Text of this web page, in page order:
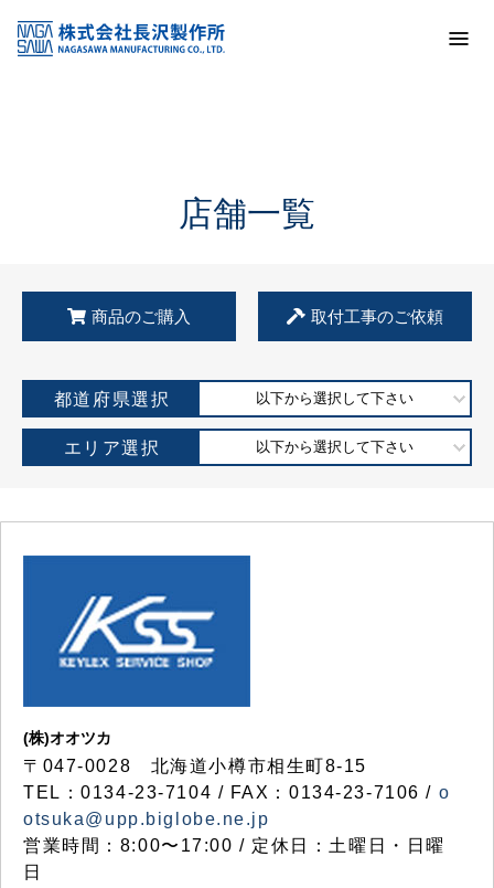
KSS加盟店・取扱店情報
店舗一覧
店舗一覧
商品のご購入 取付工事のご依頼
都道府県選択 以下から選択して下さい
エリア選択 以下から選択して下さい
(株)オオツカ
〒047-0028 北海道小樽市相生町8-15
TEL：0134-23-7104 / FAX：0134-23-7106 / o
otsuka@upp.biglobe.ne.jp
営業時間：8:00〜17:00 / 定休日：土曜日・日曜
日